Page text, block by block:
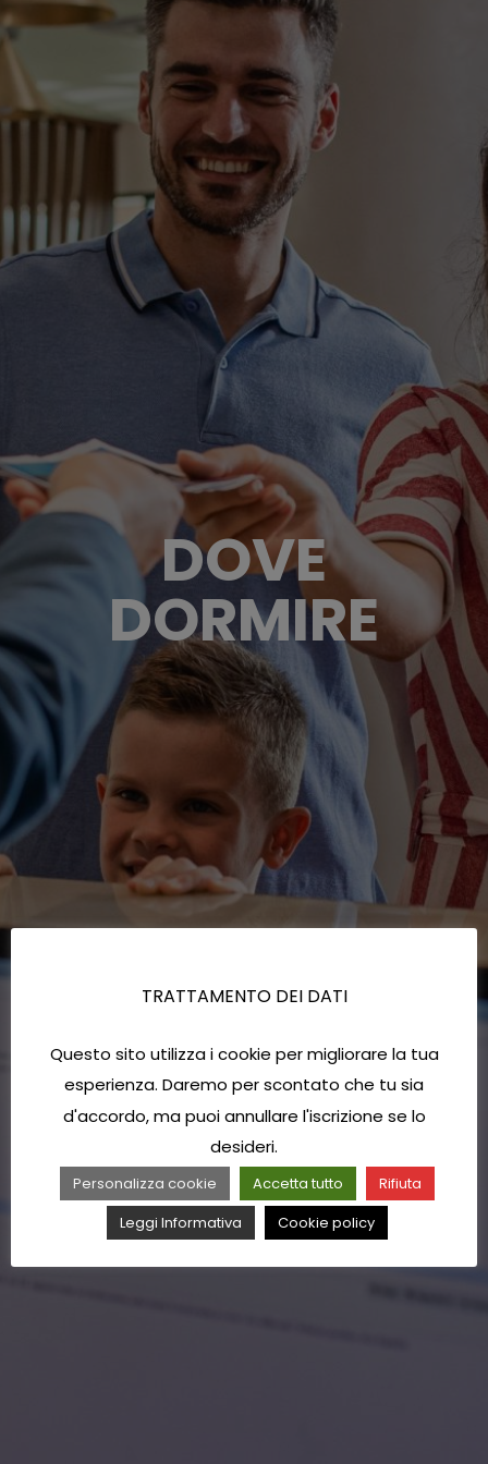
DOVE
DORMIRE
TRATTAMENTO DEI DATI
Questo sito utilizza i cookie per migliorare la tua
esperienza. Daremo per scontato che tu sia
d'accordo, ma puoi annullare l'iscrizione se lo
desideri.
Personalizza cookie Accetta tutto
Rifiuta
Leggi Informativa
Cookie policy